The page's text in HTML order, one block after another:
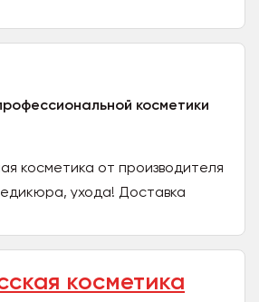
отличный...
косметики
косметика от производителя
ухода! Доставка
косметика